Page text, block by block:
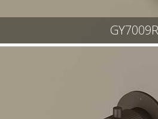
GY7009R